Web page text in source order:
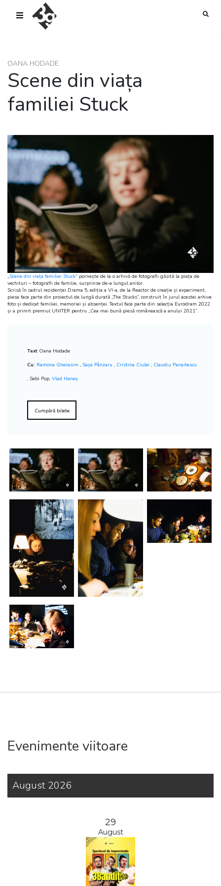
sold-out-button {{acf:sold_out}}
OANA HODADE
Scene din viața
familiei Stuck
„Scene din viața familiei Stuck” pornește de la o arhivă de fotografii găsită la piața de
vechituri – fotografii de familie, surprinse de-a lungul anilor.
Scrisă în cadrul rezidenței Drama 5, ediția a VI-a, de la Reactor de creație și experiment,
piesa face parte din proiectul de lungă durată „The Stucks”, construit în jurul acestei arhive
foto și dedicat familiei, memoriei și absenței. Textul face parte din selecția Eurodram 2022
și a primit premiul UNITER pentru „Cea mai bună piesă românească a anului 2021”.
Text Oana Hodade
Cu: Ramona Gherasim , Sașa Pânzaru , Cristina Ciulei , Claudiu Panaitescu
, Sebi Pop, Vlad Haneș
Cumpără bilete
Evenimente viitoare
August 2026
29
August